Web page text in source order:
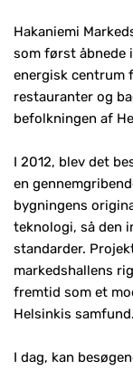
Hakaniemi
som først åbnede
energisk centrum
restauranter og
befolkningen af
I 2012, blev det
en
bygningens
teknologi, så den
standarder.
markedshallens
fremtid som et
Helsinkis samfund.
I dag, kan